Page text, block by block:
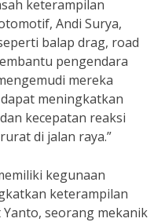
keterampilan
Andi Surya,
balap drag, road
pengendara
mereka
meningkatkan
kecepatan reaksi
di jalan raya.”
kegunaan
keterampilan
seorang mekanik